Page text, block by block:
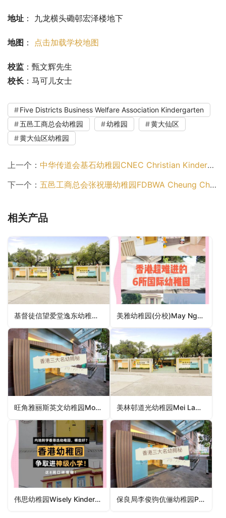
地址 ： 九龙横头磡邨宏泽楼地下
地图 ： 点击加载学校地图
校监 ：甄文辉先生
校长 ：马可儿女士
Five Districts Business Welfare Association Kindergarten
五邑工商总会幼稚园
幼稚园
黄大仙区
黄大仙区幼稚园
上一个： 中华传道会基石幼稚园CNEC Christian Kindergarten（观塘区幼稚园）
下一个： 五邑工商总会张祝珊幼稚园FDBWA Cheung Chuk Shan Kindergarten（黄大仙区幼稚园）
相关产品
基督徒信望爱堂逸东幼稚园Christian the Faith Hope Love Church Yat Tung Kindergarten（离岛区幼稚园） 美雅幼稚园(分校)May Nga Kindergarten (Branch)（九龙城区幼稚园）
旺角雅丽斯英文幼稚园Mong Kok Agnes English Kindergarten（油尖旺区幼稚园） 美林邨道光幼稚园Mei Lam Estate To Kwong Kindergarten（沙田区幼稚园）
伟思幼稚园Wisely Kindergarten（中西区幼稚园） 保良局李俊驹伉俪幼稚园PLK Mr & Mrs Charlie Lee Kindergarten（葵青区幼稚园）